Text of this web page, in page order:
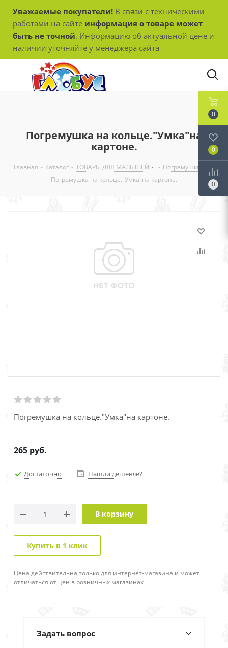
Уважаемые покупатели! В связи с техническими
работами на сайте информация о товаре может
быть не точной. Информацию об актуальной цене и
наличии уточняйте у менеджера сайта
Погремушка на кольце."Умка"на
картоне.
Главная - Каталог - ТОВАРЫ ДЛЯ МАЛЫШЕЙ - Погремушки
-
Погремушка на кольце."Умка"на картоне.
Погремушка на кольце."Умка"на картоне.
265 руб.
Достаточно Нашли дешевле?
В корзину
Купить в 1 клик
Цена действительна только для интернет-магазина и может
отличаться от цен в розничных магазинах
Задать вопрос
0
0
0